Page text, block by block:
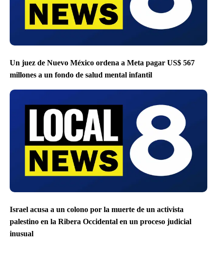
Un juez de Nuevo México ordena a Meta pagar US$ 567
millones a un fondo de salud mental infantil
Israel acusa a un colono por la muerte de un activista
palestino en la Ribera Occidental en un proceso judicial
inusual